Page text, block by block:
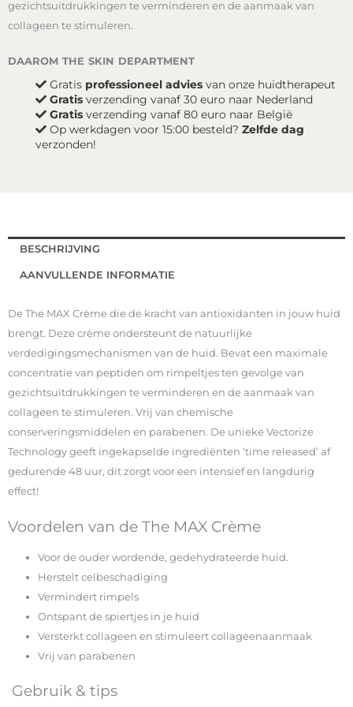
gezichtsuitdrukkingen te verminderen en de aanmaak van
collageen te stimuleren.
daarom the skin department
Gratis professioneel advies van onze huidtherapeut
Gratis verzending vanaf 30 euro naar Nederland
Gratis verzending vanaf 80 euro naar België
Op werkdagen voor 15:00 besteld? Zelfde dag
verzonden!
BESCHRIJVING
AANVULLENDE INFORMATIE
De The MAX Crème die de kracht van antioxidanten in jouw huid
brengt. Deze crème ondersteunt de natuurlijke
verdedigingsmechanismen van de huid. Bevat een maximale
concentratie van peptiden om rimpeltjes ten gevolge van
gezichtsuitdrukkingen te verminderen en de aanmaak van
collageen te stimuleren. Vrij van chemische
conserveringsmiddelen en parabenen. De unieke Vectorize
Technology geeft ingekapselde ingrediënten ‘time released’ af
gedurende 48 uur, dit zorgt voor een intensief en langdurig
effect!
Voordelen van de The MAX Crème
Voor de ouder wordende, gedehydrateerde huid.
Herstelt celbeschadiging
Vermindert rimpels
Ontspant de spiertjes in je huid
Versterkt collageen en stimuleert collageenaanmaak
Vrij van parabenen
Gebruik & tips